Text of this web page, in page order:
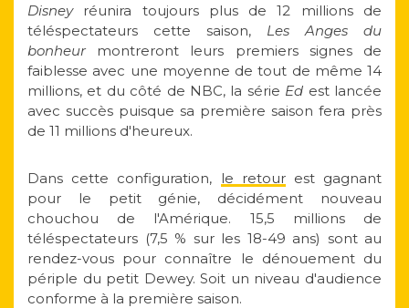
Disneyréunira toujours plus de 12 millions de
téléspectateurs cette saison, Les Anges du
bonheurmontreront leurs premiers signes de
faiblesse avec une moyenne de tout de même 14
millions, et du côté de NBC, la série Ed est lancée
avec succès puisque sa première saison fera près
de 11 millions d'heureux.
Dans cette configuration, le retourest gagnant
pour le petit génie, décidément nouveau
chouchou de l'Amérique. 15,5 millions de
téléspectateurs (7,5 % sur les 18-49 ans) sont au
rendez-vous pour connaître le dénouement du
périple du petit Dewey. Soit un niveau d'audience
conforme à la première saison.